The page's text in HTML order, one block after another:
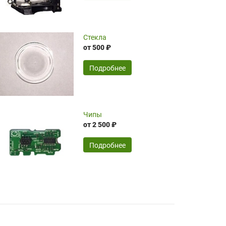
широкий ассортимент ламп, как оригиналов,
так и аналогов.Быстрое оформление и
передача в доставку, приемлемые цены. Мне
понравилось.
Читать полностью
16.04.2026
Стекла
от 500 ₽
Подробнее
Чипы
от 2 500 ₽
Подробнее